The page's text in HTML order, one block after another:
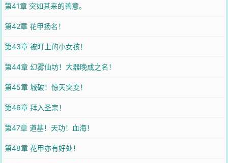
第41章 突如其来的善意。
第42章 花甲扬名！
第43章 被盯上的小女孩！
第44章 幻雾仙坊！大器晚成之名！
第45章 城破！惊天突变！
第46章 拜入圣宗！
第47章 道基！天功！血海！
第48章 花甲亦有好处！